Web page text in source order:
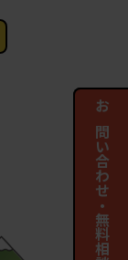
お問い合わせ・無料相談
お問い合わせ・無料相談